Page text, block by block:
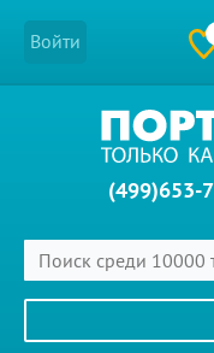
Войти
(499)653-